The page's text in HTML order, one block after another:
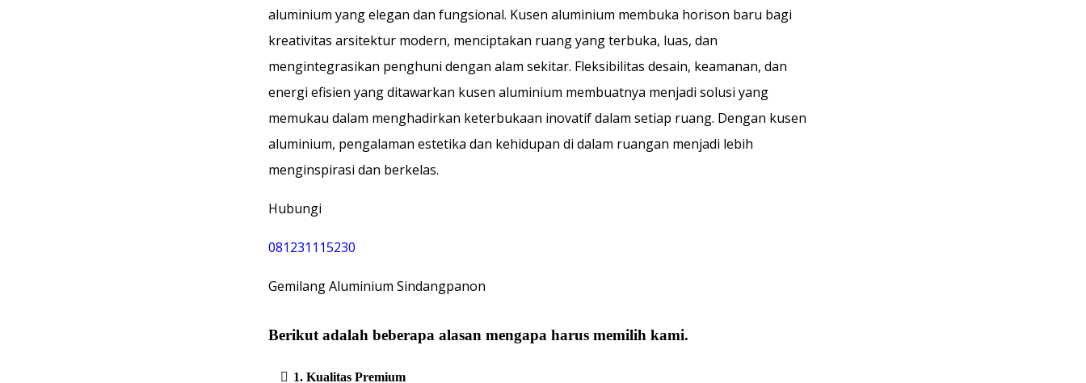
aluminium yang elegan dan fungsional. Kusen aluminium membuka horison baru bagi
kreativitas arsitektur modern, menciptakan ruang yang terbuka, luas, dan
mengintegrasikan penghuni dengan alam sekitar. Fleksibilitas desain, keamanan, dan
energi efisien yang ditawarkan kusen aluminium membuatnya menjadi solusi yang
memukau dalam menghadirkan keterbukaan inovatif dalam setiap ruang. Dengan kusen
aluminium, pengalaman estetika dan kehidupan di dalam ruangan menjadi lebih
menginspirasi dan berkelas.
Hubungi
081231115230
Gemilang Aluminium Sindangpanon
Berikut adalah beberapa alasan mengapa harus memilih kami.
1. Kualitas Premium